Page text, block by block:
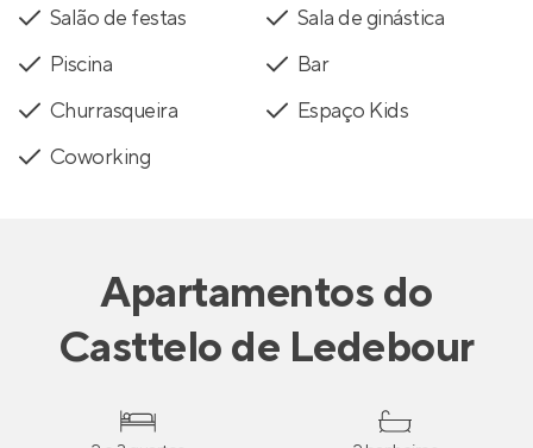
Salão de festas
Sala de ginástica
Piscina
Bar
Churrasqueira
Espaço Kids
Coworking
Apartamentosdo
Casttelo de Ledebour